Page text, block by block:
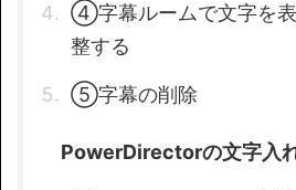
④字幕ルームで文字を
整する
⑤字幕の削除
PowerDirectorの文字入